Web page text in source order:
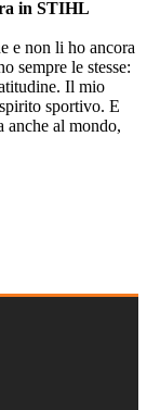
in STIHL
e non li ho ancora
sempre le stesse:
Il mio
sportivo. E
anche al mondo,